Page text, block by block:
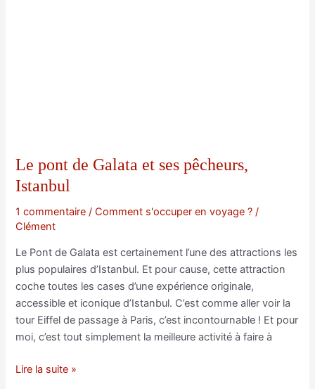
Le pont de Galata et ses pêcheurs,
Istanbul
1 commentaire /Comment s'occuper en voyage ? /
Clément
Le Pont de Galata est certainement l’une des attractions les
plus populaires d’Istanbul. Et pour cause, cette attraction
coche toutes les cases d’une expérience originale,
accessible et iconique d’Istanbul. C’est comme aller voir la
tour Eiffel de passage à Paris, c’est incontournable ! Et pour
moi, c’est tout simplement la meilleure activité à faire à
Le
Lire la suite »